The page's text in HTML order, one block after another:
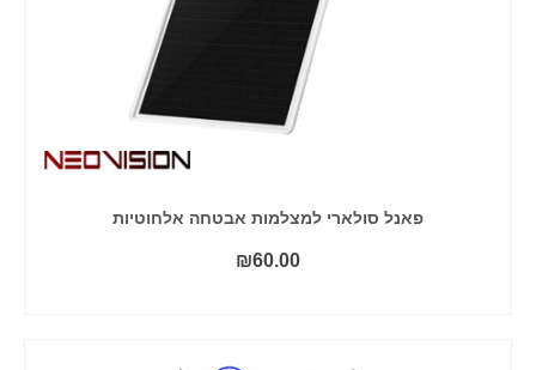
פאנל סולארי למצלמות אבטחה אלחוטיות
₪60.00